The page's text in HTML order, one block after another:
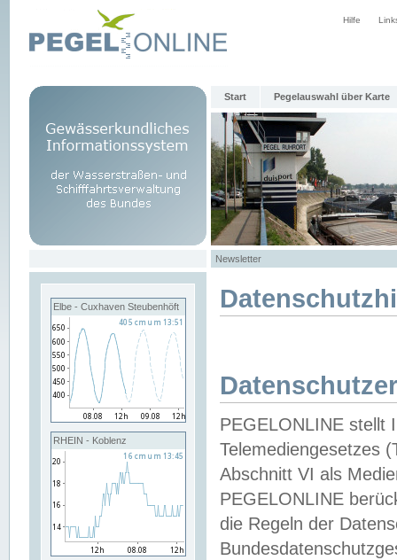
Hilfe
Start Pegelauswahl über Karte
Newsletter
Elbe - Cuxhaven Steubenhöft
RHEIN - Koblenz
PEGELONLINE stellt
Telemediengesetzes
Abschnitt VI als
PEGELONLINE
die Regeln der